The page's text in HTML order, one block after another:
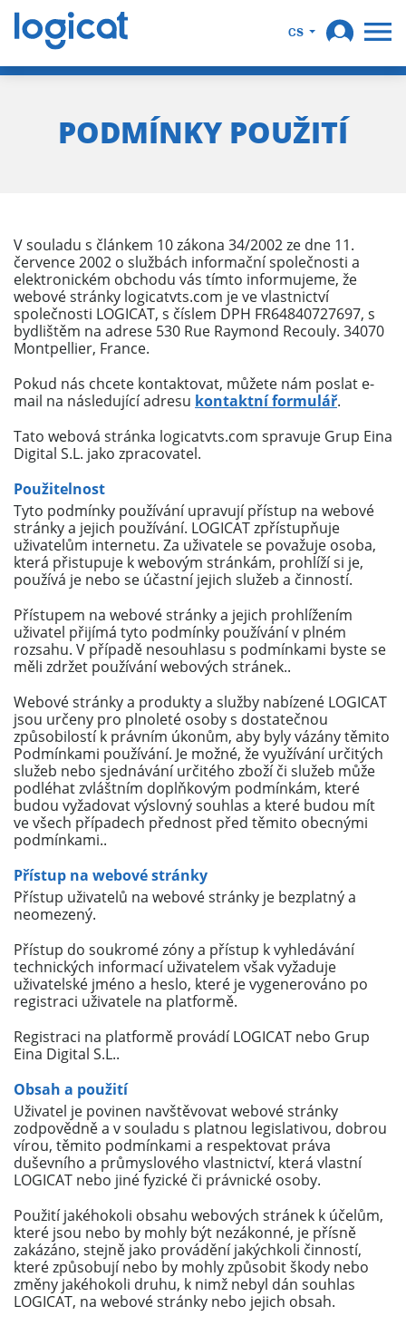
CS
PODMÍNKY POUŽITÍ
V souladu s článkem 10 zákona 34/2002 ze dne 11.
července 2002 o službách informační společnosti a
elektronickém obchodu vás tímto informujeme, že
webové stránky logicatvts.com je ve vlastnictví
společnosti LOGICAT, s číslem DPH FR64840727697, s
bydlištěm na adrese 530 Rue Raymond Recouly. 34070
Montpellier, France.
Pokud nás chcete kontaktovat, můžete nám poslat e-
mail na následující adresu kontaktní formulář.
Tato webová stránka logicatvts.com spravuje Grup Eina
Digital S.L. jako zpracovatel.
Použitelnost
Tyto podmínky používání upravují přístup na webové
stránky a jejich používání. LOGICAT zpřístupňuje
uživatelům internetu. Za uživatele se považuje osoba,
která přistupuje k webovým stránkám, prohlíží si je,
používá je nebo se účastní jejich služeb a činností.
Přístupem na webové stránky a jejich prohlížením
uživatel přijímá tyto podmínky používání v plném
rozsahu. V případě nesouhlasu s podmínkami byste se
měli zdržet používání webových stránek..
Webové stránky a produkty a služby nabízené LOGICAT
jsou určeny pro plnoleté osoby s dostatečnou
způsobilostí k právním úkonům, aby byly vázány těmito
Podmínkami používání. Je možné, že využívání určitých
služeb nebo sjednávání určitého zboží či služeb může
podléhat zvláštním doplňkovým podmínkám, které
budou vyžadovat výslovný souhlas a které budou mít
ve všech případech přednost před těmito obecnými
podmínkami..
Přístup na webové stránky
Přístup uživatelů na webové stránky je bezplatný a
neomezený.
Přístup do soukromé zóny a přístup k vyhledávání
technických informací uživatelem však vyžaduje
uživatelské jméno a heslo, které je vygenerováno po
registraci uživatele na platformě.
Registraci na platformě provádí LOGICAT nebo Grup
Eina Digital S.L..
Obsah a použití
Uživatel je povinen navštěvovat webové stránky
zodpovědně a v souladu s platnou legislativou, dobrou
vírou, těmito podmínkami a respektovat práva
duševního a průmyslového vlastnictví, která vlastní
LOGICAT nebo jiné fyzické či právnické osoby.
Použití jakéhokoli obsahu webových stránek k účelům,
které jsou nebo by mohly být nezákonné, je přísně
zakázáno, stejně jako provádění jakýchkoli činností,
které způsobují nebo by mohly způsobit škody nebo
změny jakéhokoli druhu, k nimž nebyl dán souhlas
LOGICAT, na webové stránky nebo jejich obsah.